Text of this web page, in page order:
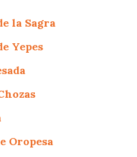
la Sagra
Yepes
Oropesa